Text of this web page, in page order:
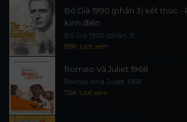
Bố Già 1990 (phần 3) kết thúc -
kinh điển
Bố Già 1990 (phần 3)
8.8K lượt xem
Romeo Và Juliet 1968
Romeo And Juliet 1968
7.6K lượt xem